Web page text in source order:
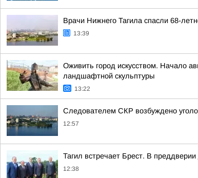
Врачи Нижнего Тагила спасли 68-
13:39
Оживить город искусством. Начало
ландшафтной скульптуры
13:22
Следователем СКР возбуждено
12:57
Тагил встречает Брест. В
12:38